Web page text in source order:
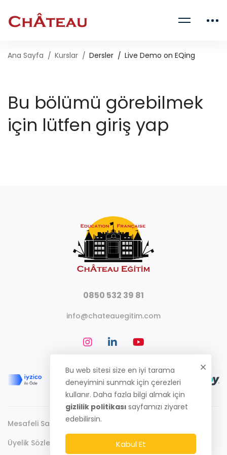
Ana Sayfa Kurslar Dersler Live Demo on EQing
Bu bölümü görebilmek
için lütfen giriş yap
0850 532 39 81
info@chateauegitim.com
Mesafeli Satış Sözleşmesi
Üyelik Sözleşmesi
Bu web sitesi size en iyi tarama
deneyimini sunmak için çerezleri
kullanır. Daha fazla bilgi almak için
gizlilik politikası sayfamızı ziyaret
edebilirsin.
Kabul Et